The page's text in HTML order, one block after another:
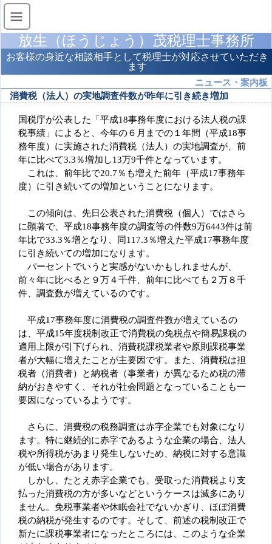
放生（ほうじょう）茂税理士事務所
お客様の身近な相談相手として税理士が対応させていただき
ます
ニュース・案内板
消費税（法人）の実地調査件数が昨年に引き続き増加
国税庁が公表した「平成18事務年度における法人税の課
税事績」によると、今年の６月までの１年間（平成18事
務年度）に実施された消費税（法人）の実地調査が、前
年に比べて3.3％増加し13万9千件となっています。
これは、前年比で20.7％も増えた前年（平成17事務年
度）に引き続いての増加ということになります。
この傾向は、先日公表された消費税（個人）ではさら
に顕著で、平成18事務年度の調査等の件数9万6443件は前
年比で33.3％増となり、同117.3％増えた平成17事務年度
に引き続いての増加になります。
パーセントでいうと実感がないかもしれませんが、
前々年に比べると９万４千件、前年に比べても２万８千
件、調査数が増えているのです。
平成17事務年度に消費税の調査件数が増えているの
は、平成15年度税制改正で消費税の免税点や簡易課税の
適用上限が引下げられ、消費税課税業者や原則課税事業
者が大幅に増えたことが主要因です。また、消費税は担
税者（消費者）と納税者（事業者）が異なるため税の滞
納がおきやすく、それが社会問題となっていることも一
要因になっているようです。
さらに、消費税の税務調査は赤字企業でも対象になり
ます。特に継続的に赤字であるような企業の場合、法人
税や所得税があまり発生しないため、納税に対する意識
が低い場合があります。
しかし、たとえ赤字企業でも、受取った消費税より支
払った消費税の方が多いなどというケースは滅多にあり
ません。免税事業者や休眠会社でないかぎり、ほぼ消費
税の納税が発生するのです。そして、前述の税制改正で
新たに課税事業者になったところには、このような企業